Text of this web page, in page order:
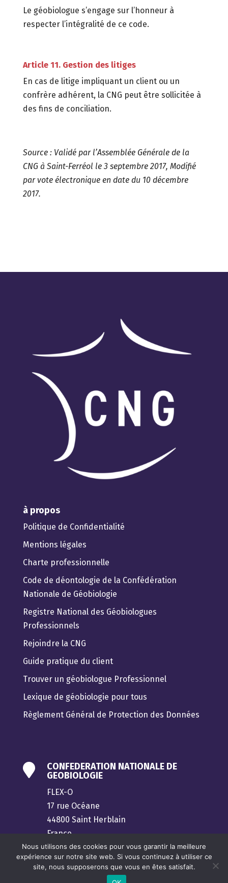
Le géobiologue s’engage sur l’honneur à
respecter l’intégralité de ce code.
Article 11. Gestion des litiges
En cas de litige impliquant un client ou un
confrère adhérent, la CNG peut être sollicitée à
des fins de conciliation.
Source : Validé par l’Assemblée Générale de la
CNG à Saint-Ferréol le 3 septembre 2017, Modifié
par vote électronique en date du 10 décembre
2017.
à propos
Politique de Confidentialité
Mentions légales
Charte professionnelle
Code de déontologie de la Confédération
Nationale de Géobiologie
Registre National des Géobiologues
Professionnels
Rejoindre la CNG
Guide pratique du client
Trouver un géobiologue Professionnel
Lexique de géobiologie pour tous
Règlement Général de Protection des Données

CONFEDERATION NATIONALE DE
GEOBIOLOGIE
FLEX-O
17 rue Océane
44800 Saint Herblain
France
contact@confederation-geobiologie.fr
Nous utilisons des cookies pour vous garantir la meilleure
expérience sur notre site web. Si vous continuez à utiliser ce
site, nous supposerons que vous en êtes satisfait.